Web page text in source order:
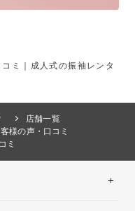
ミ｜成人式の振袖レンタ
店舗一覧
様の声・口コミ
ミ